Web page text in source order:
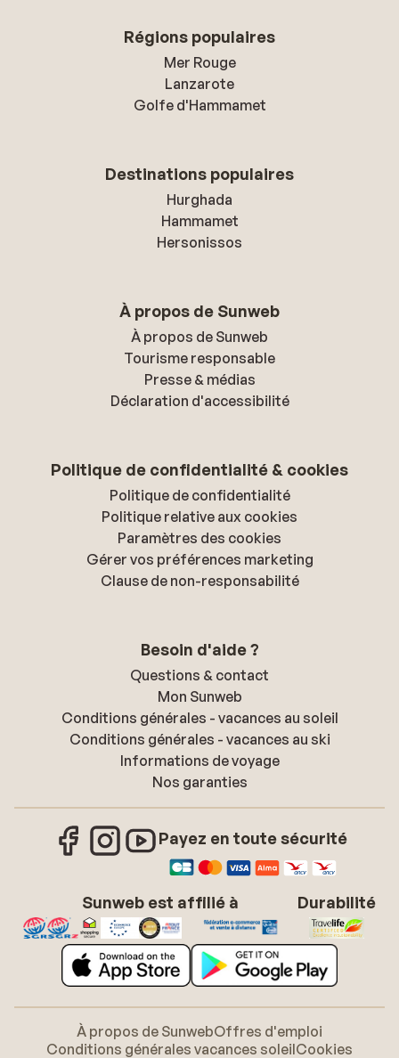
Régions populaires
Mer Rouge
Lanzarote
Golfe d'Hammamet
Destinations populaires
Hurghada
Hammamet
Hersonissos
À propos de Sunweb
À propos de Sunweb
Tourisme responsable
Presse & médias
Déclaration d'accessibilité
Politique de confidentialité & cookies
Politique de confidentialité
Politique relative aux cookies
Paramètres des cookies
Gérer vos préférences marketing
Clause de non-responsabilité
Besoin d'aide ?
Questions & contact
Mon Sunweb
Conditions générales - vacances au soleil
Conditions générales - vacances au ski
Informations de voyage
Nos garanties
Payez en toute sécurité
Sunweb est affilié à Durabilité
À propos de SunwebOffres d'emploi
Conditions générales vacances soleilCookies